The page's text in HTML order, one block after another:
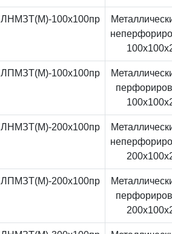
ЛНМЗТ(М)-100x100пр
ЛПМЗТ(М)-100x100пр
ЛНМЗТ(М)-200x100пр
ЛПМЗТ(М)-200x100пр